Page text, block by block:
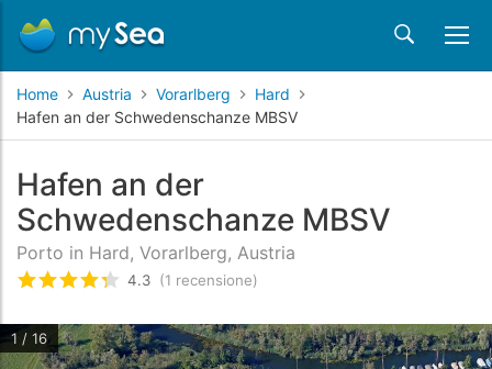
Home Austria Vorarlberg
Hard
Hafen an der Schwedenschanze MBSV
Hafen an der
Schwedenschanze MBSV
Porto in Hard, Vorarlberg, Austria
Valutato4.3/5 basata su
4.3 (1 recensione)
1 / 16